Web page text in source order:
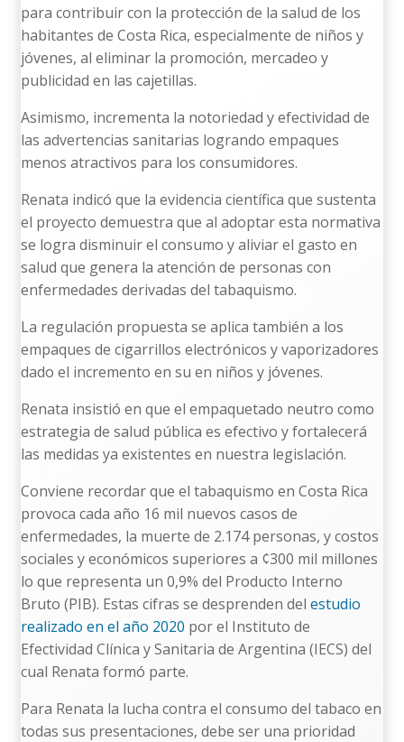
para contribuir con la protección de la salud de los
habitantes de Costa Rica, especialmente de niños y
jóvenes, al eliminar la promoción, mercadeo y
publicidad en las cajetillas.
Asimismo, incrementa la notoriedad y efectividad de
las advertencias sanitarias logrando empaques
menos atractivos para los consumidores.
Renata indicó que la evidencia científica que sustenta
el proyecto demuestra que al adoptar esta normativa
se logra disminuir el consumo y aliviar el gasto en
salud que genera la atención de personas con
enfermedades derivadas del tabaquismo.
La regulación propuesta se aplica también a los
empaques de cigarrillos electrónicos y vaporizadores
dado el incremento en su en niños y jóvenes.
Renata insistió en que el empaquetado neutro como
estrategia de salud pública es efectivo y fortalecerá
las medidas ya existentes en nuestra legislación.
Conviene recordar que el tabaquismo en Costa Rica
provoca cada año 16 mil nuevos casos de
enfermedades, la muerte de 2.174 personas, y costos
sociales y económicos superiores a ¢300 mil millones
lo que representa un 0,9% del Producto Interno
Bruto (PIB). Estas cifras se desprenden del estudio
realizado en el año 2020 por el Instituto de
Efectividad Clínica y Sanitaria de Argentina (IECS) del
cual Renata formó parte.
Para Renata la lucha contra el consumo del tabaco en
todas sus presentaciones, debe ser una prioridad